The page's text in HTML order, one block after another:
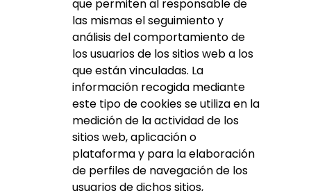
que permiten al responsable de
las mismas el seguimiento y
análisis del comportamiento de
los usuarios de los sitios web a los
que están vinculadas. La
información recogida mediante
este tipo de cookies se utiliza en la
medición de la actividad de los
sitios web, aplicación o
plataforma y para la elaboración
de perfiles de navegación de los
usuarios de dichos sitios,